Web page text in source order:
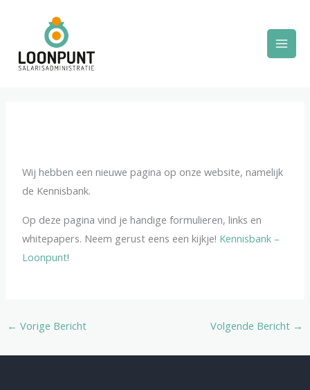
inhoud
Wij hebben een nieuwe pagina op onze website, namelijk
de Kennisbank.
Op deze pagina vind je handige formulieren, links en
whitepapers. Neem gerust eens een kijkje! Kennisbank –
Loonpunt!
← Vorige Bericht Volgende Bericht →